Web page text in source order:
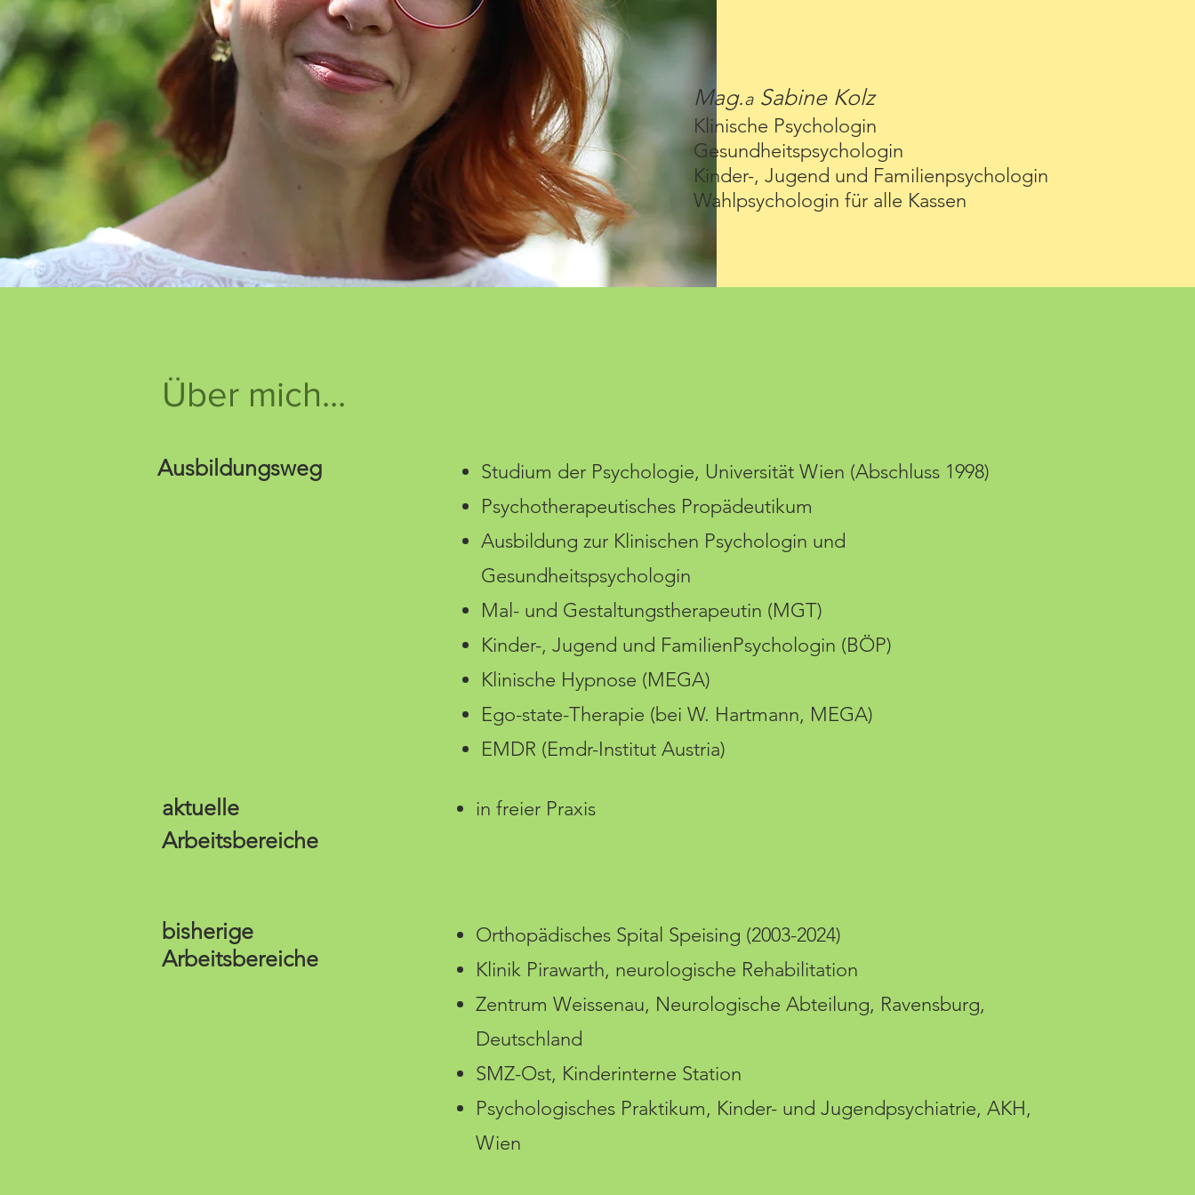
Mag.aSabine Kolz
Klinische Psychologin
Gesundheitspsychologin
Kinder-, Jugend und Familienpsychologin
Wahlpsychologin für alle Kassen
Über mich...
Ausbildungsweg
aktuelle
Arbeitsbereiche
bisherige
Arbeitsbereiche
Studium der Psychologie, Universität Wien (Abschluss 1998)
Psychotherapeutisches Propädeutikum
Ausbildung zur Klinischen Psychologin und
Gesundheitspsychologin
Mal- und Gestaltungstherapeutin (MGT)
Kinder-, Jugend und FamilienPsychologin (BÖP)
Klinische Hypnose (MEGA)
Ego-state-Therapie (bei W. Hartmann, MEGA)
EMDR (Emdr-Institut Austria)
in freier Praxis
Orthopädisches Spital Speising (2003-2024)
Klinik Pirawarth, neurologische Rehabilitation
Zentrum Weissenau, Neurologische Abteilung, Ravensburg,
Deutschland
SMZ-Ost, Kinderinterne Station
Psychologisches Praktikum, Kinder- und Jugendpsychiatrie, AKH,
Wien